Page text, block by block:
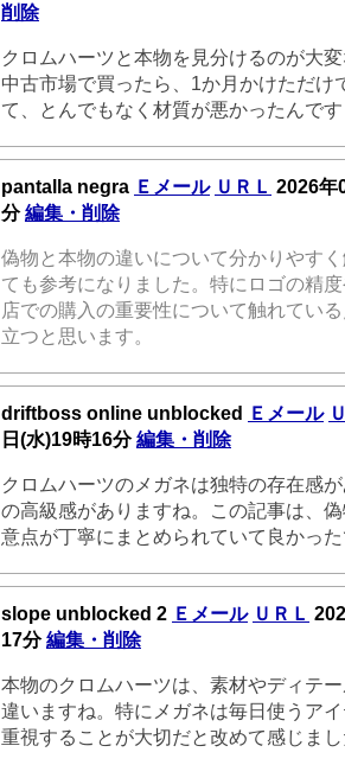
削除
クロムハーツと本物を見分けるのが大
中古市場で買ったら、1か月かけただけ
て、とんでもなく材質が悪かったんです
pantalla negra Ｅメール ＵＲＬ 2026年
分編集・削除
偽物と本物の違いについて分かりやす
ても参考になりました。特にロゴの精
店での購入の重要性について触れてい
立つと思います。
driftboss online unblocked Ｅメール
日(水)19時16分編集・削除
クロムハーツのメガネは独特の存在感
の高級感がありますね。この記事は、
意点が丁寧にまとめられていて良かっ
slope unblocked 2 Ｅメール ＵＲＬ
17分編集・削除
本物のクロムハーツは、素材やディテ
違いますね。特にメガネは毎日使うア
重視することが大切だと改めて感じま